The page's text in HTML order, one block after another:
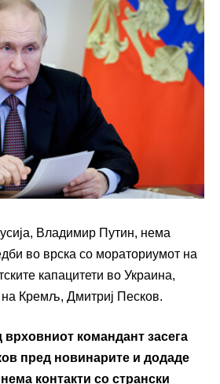
Владимир Путин, нема
во врска со мораториумот на
капацитети во Украина,
на Кремљ, Дмитриј Песков.
врховниот командант засега
пред новинарите и додаде
контакти со странски